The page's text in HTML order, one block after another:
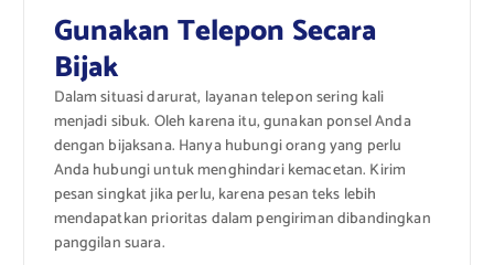
Gunakan Telepon Secara
Bijak
Dalam situasi darurat, layanan telepon sering kali
menjadi sibuk. Oleh karena itu, gunakan ponsel Anda
dengan bijaksana. Hanya hubungi orang yang perlu
Anda hubungi untuk menghindari kemacetan. Kirim
pesan singkat jika perlu, karena pesan teks lebih
mendapatkan prioritas dalam pengiriman dibandingkan
panggilan suara.